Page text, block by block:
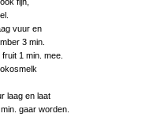
vuur en
3 min.
1 min. mee.
laag en laat
gaar worden.